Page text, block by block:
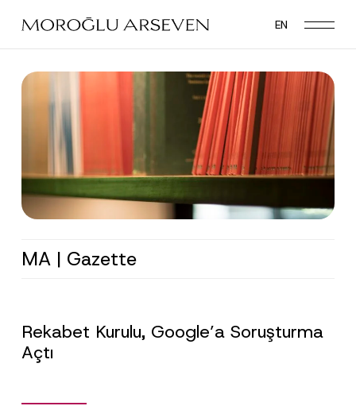
main
EN
MA | Gazette
Rekabet Kurulu, Google’a Soruşturma
Açtı